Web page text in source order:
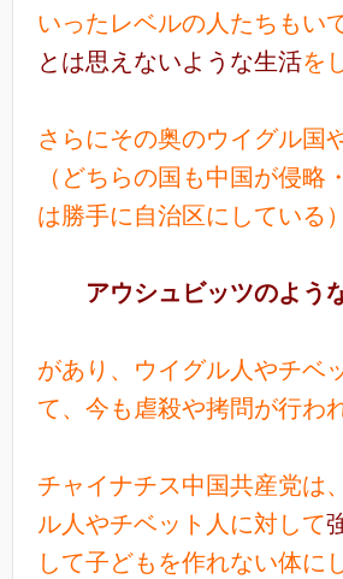
いったレベルの人たちもいて
とは思えないような生活を
さらにその奥のウイグル国
（どちらの国も中国が侵略
は勝手に自治区にしている
アウシュビッツのよう
があり、ウイグル人やチベ
て、今も虐殺や拷問が行わ
チャイナチス中国共産党は
ル人やチベット人に対して
して子どもを作れない体に